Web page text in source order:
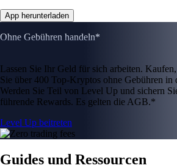
App herunterladen
Ohne Gebühren handeln*
Lassen Sie Ihr Geld für sich arbeiten.
Sie über 400 Top-Kryptos ohne Gebühren in
Werden Sie Teil von Level Up und sichern
führende Rewards. Es gelten die AGB.*
Level Up beitreten
Guides und Ressourcen